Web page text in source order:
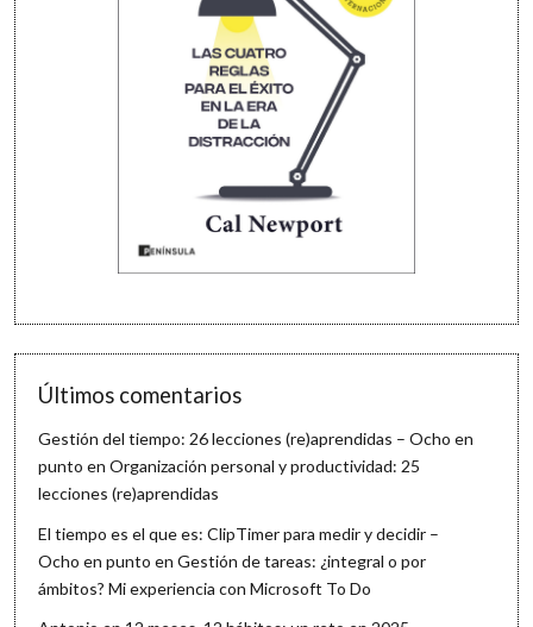
Últimos comentarios
Gestión del tiempo: 26 lecciones (re)aprendidas – Ocho en
punto enOrganización personal y productividad: 25
lecciones (re)aprendidas
El tiempo es el que es: ClipTimer para medir y decidir –
Ocho en punto enGestión de tareas: ¿integral o por
ámbitos? Mi experiencia con Microsoft To Do